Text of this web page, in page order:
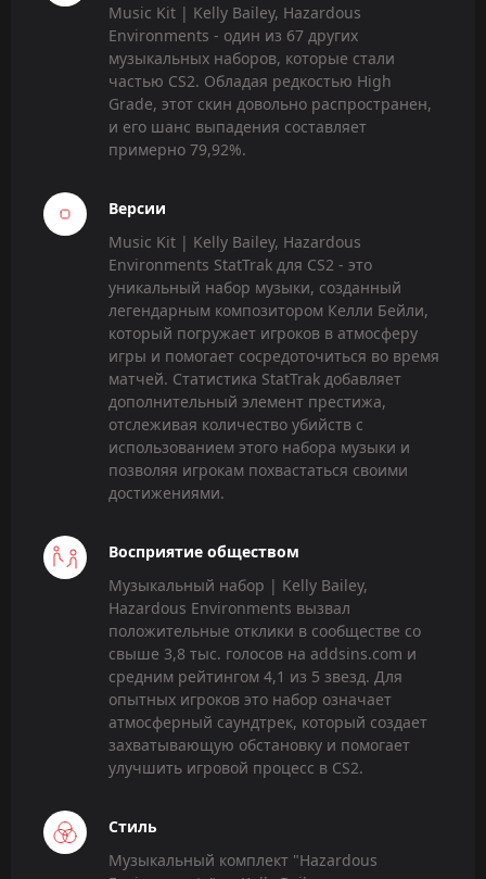
Music Kit | Kelly Bailey, Hazardous
Environments - один из 67 других
музыкальных наборов, которые стали
частью CS2. Обладая редкостью High
Grade, этот скин довольно распространен,
и его шанс выпадения составляет
примерно 79,92%.
Версии
Music Kit | Kelly Bailey, Hazardous
Environments StatTrak для CS2 - это
уникальный набор музыки, созданный
легендарным композитором Келли Бейли,
который погружает игроков в атмосферу
игры и помогает сосредоточиться во время
матчей. Статистика StatTrak добавляет
дополнительный элемент престижа,
отслеживая количество убийств с
использованием этого набора музыки и
позволяя игрокам похвастаться своими
достижениями.
Восприятие обществом
Музыкальный набор | Kelly Bailey,
Hazardous Environments вызвал
положительные отклики в сообществе со
свыше 3,8 тыс. голосов на addsins.com и
средним рейтингом 4,1 из 5 звезд. Для
опытных игроков это набор означает
атмосферный саундтрек, который создает
захватывающую обстановку и помогает
улучшить игровой процесс в CS2.
Стиль
Музыкальный комплект "Hazardous